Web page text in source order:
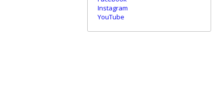
Instagram
YouTube